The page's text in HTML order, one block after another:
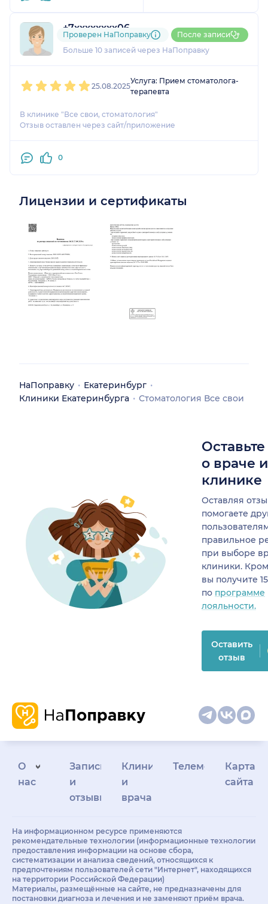
+7xxxxxxxx06
3 оценки
Больше 10 записей через НаПоправку
Проверен НаПоправку После записи
25.08.2025
Услуга: Прием стоматолога-
терапевта
В клинике "Все свои, стоматология"
Отзыв оставлен через сайт/приложение
0
Лицензии и сертификаты
НаПоправку
Екатеринбург
Клиники Екатеринбурга
Стоматология Все свои
о враче
клинике
Оставляя
помогаете
правильное
при выборе
клиники.
вы получите
по программе
лояльности.
Оставить
отзыв
О
нас
Запись
и
отзывы
Клиникам
и
врачам
Телемедицина
Карта
сайта
На информационном ресурсе применяются
рекомендательные технологии (информационные технологии
предоставления информации на основе сбора,
систематизации и анализа сведений, относящихся к
предпочтениям пользователей сети "Интернет", находящихся
на территории Российской Федерации)
Материалы, размещённые на сайте, не предназначены для
постановки диагноза и лечения и не заменяют приём врача.